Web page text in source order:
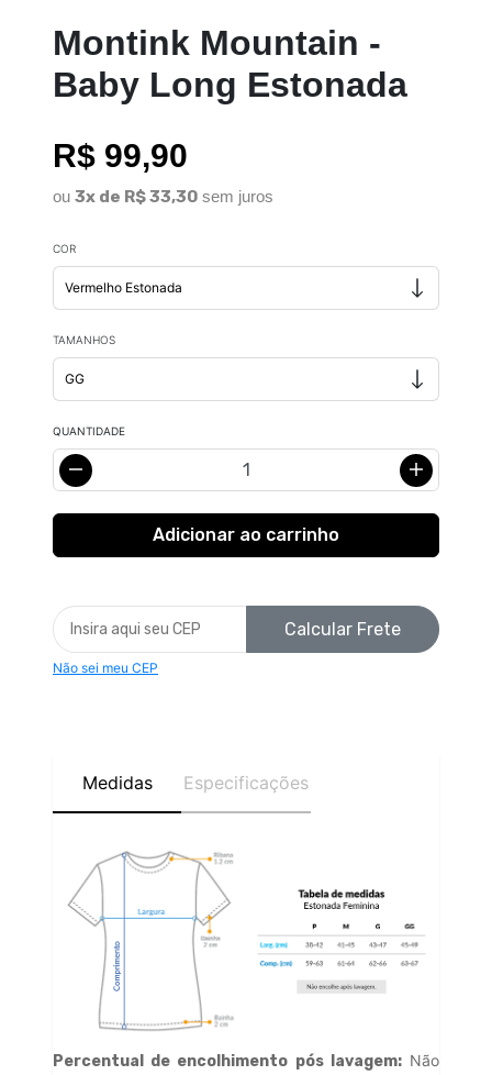
Montink Mountain -
Baby Long Estonada
R$ 99,90
ou 3x de R$ 33,30 sem juros
COR
TAMANHOS
QUANTIDADE
Calcular Frete
Não sei meu CEP
Medidas Especificações
Percentual de encolhimento pós lavagem:Não